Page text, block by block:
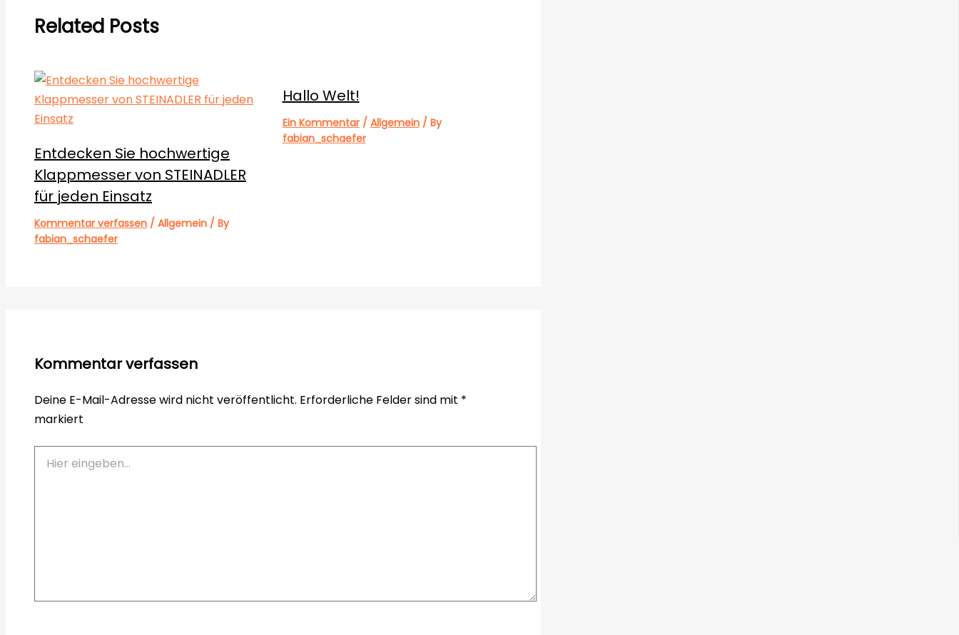
Related Posts
Entdecken Sie hochwertige
Klappmesser von STEINADLER
für jeden Einsatz
Kommentar verfassen / Allgemein / By
fabian_schaefer
Hallo Welt!
Ein Kommentar / Allgemein/ By
fabian_schaefer
Kommentar verfassen
Deine E-Mail-Adresse wird nicht veröffentlicht. Erforderliche Felder sind mit *
markiert
eingeben…